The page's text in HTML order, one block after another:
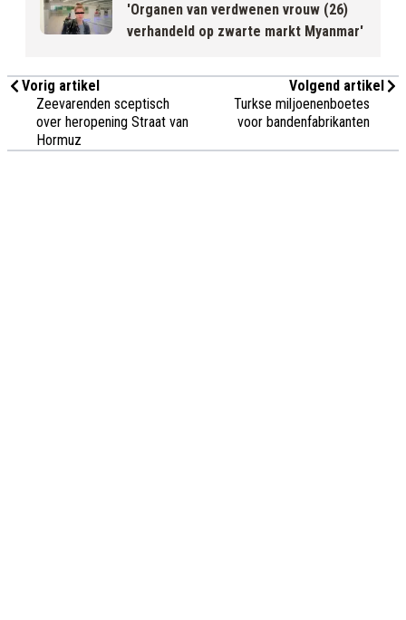
'Organen van verdwenen vrouw (26)
verhandeld op zwarte markt Myanmar'
Vorig artikel
Zeevarenden sceptisch
over heropening Straat van
Hormuz
Volgend artikel
Turkse miljoenenboetes
voor bandenfabrikanten